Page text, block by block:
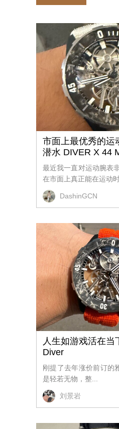
市面上最优秀的运
潜水 DIVER X 44
最近我一直对运动腕表
在市面上真正能在运动时
DashinGCN
人生如游戏活在当
Diver
刚提了去年涨价前订的
是轻若无物，整...
刘景岩